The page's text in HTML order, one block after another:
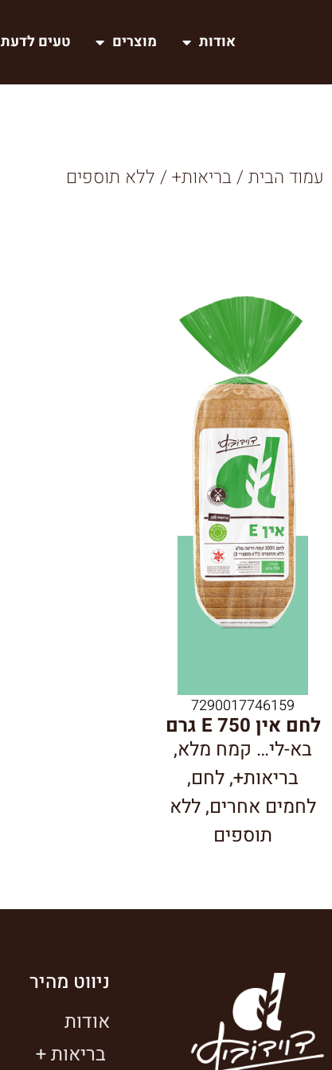
אודות מוצרים טעים לדעת
עמוד הבית /בריאות+ / ללא תוספים
7290017746159
לחם אין 750 E גרם
בא-לי… קמח מלא,
בריאות+,לחם,
לחמים אחרים,ללא
תוספים
ניווט מהיר
אודות
בריאות +